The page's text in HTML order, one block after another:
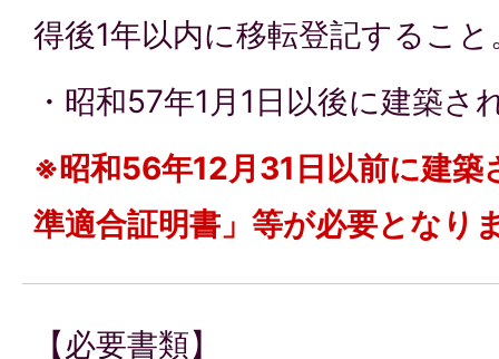
得後1年以内に移転登記すること
・昭和57年1月1日以後に建築
※昭和56年12月31日以前に建築
準適合証明書」等が必要となり
【必要書類】